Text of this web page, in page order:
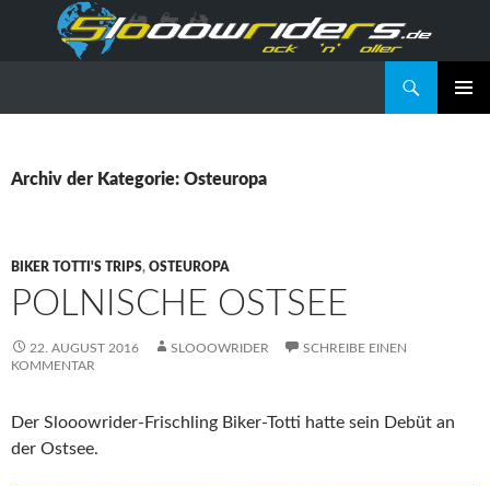
Archiv der Kategorie: Osteuropa
BIKER TOTTI'S TRIPS, OSTEUROPA
POLNISCHE OSTSEE
22. AUGUST 2016 SLOOOWRIDER
SCHREIBE EINEN
KOMMENTAR
Der Slooowrider-Frischling Biker-Totti hatte sein Debüt an
der Ostsee.